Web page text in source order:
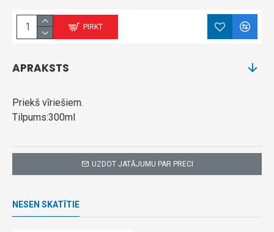
PIRKT
UZDOT JATĀJUMU PAR PRECI
APRAKSTS
Priekš vīriešiem.
Tilpums:300ml
NESEN SKATĪTIE